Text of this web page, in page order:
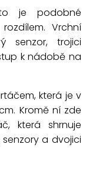
je podobné
Vrchní
senzor, trojici
k nádobě na
která je v
Kromě ní zde
která shrnuje
a dvojici